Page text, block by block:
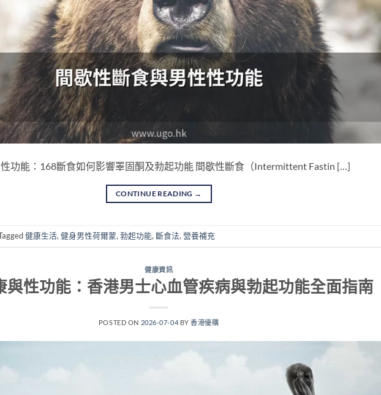
功能：168斷食如何影響睪固酮及勃起功能 間歇性斷食（Intermittent Fastin […]
CONTINUE READING →
健康生活,健身男性荷爾蒙,勃起功能, 斷食法,營養補充
健康資訊
與性功能：香港男士心血管疾病與勃起功能全面指南
POSTED ON 2026-07-04 BY香港優購